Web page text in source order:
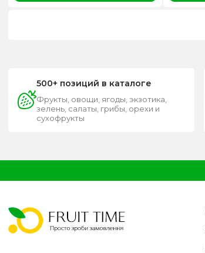
500+ позиций в каталоге
Фрукты, овощи, ягоды, экзотика,
зелень, салаты, грибы, орехи и
сухофрукты